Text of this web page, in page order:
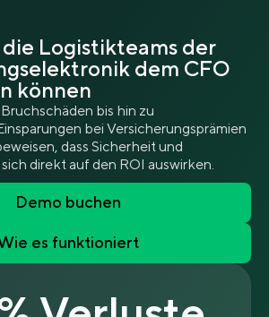
die Logistikteams der
dem CFO
können
bis hin zu
bei Versicherungsprämien
dass Sicherheit und
direkt auf den ROI auswirken.
Demo buchen
es funktioniert